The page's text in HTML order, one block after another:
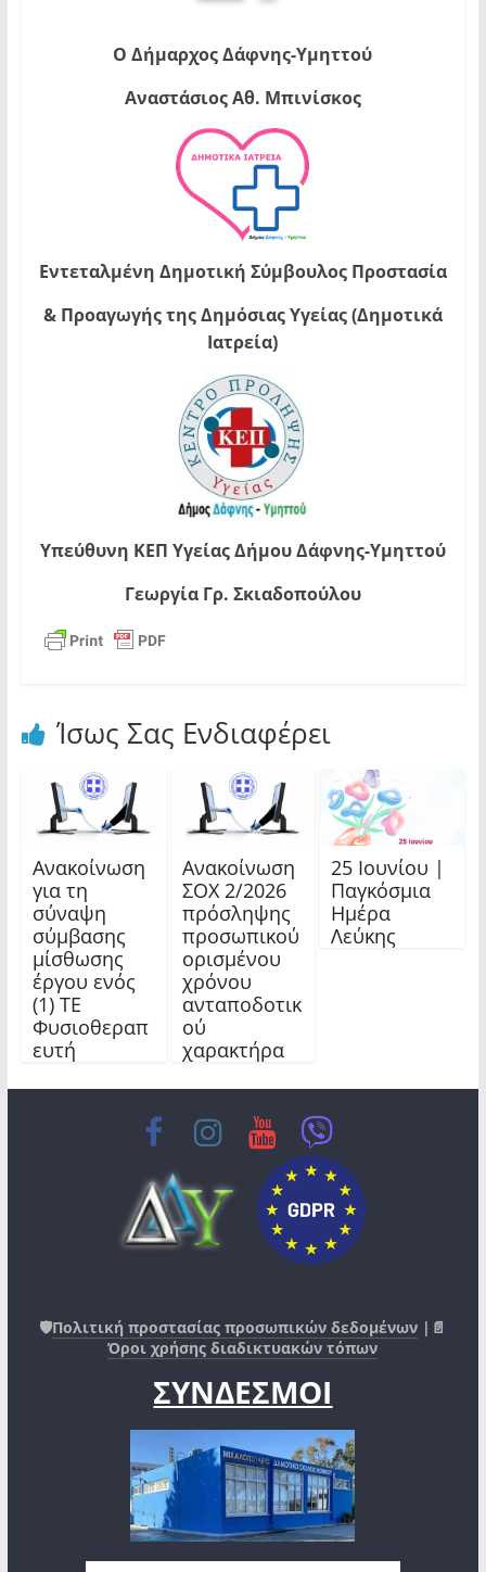
Ο Δήμαρχος Δάφνης-Υμηττού
Αναστάσιος Αθ. Μπινίσκος
Εντεταλμένη Δημοτική Σύμβουλος Προστασία
& Προαγωγής της Δημόσιας Υγείας (Δημοτικά
Ιατρεία)
Υπεύθυνη ΚΕΠ Υγείας Δήμου Δάφνης-Υμηττού
Γεωργία Γρ. Σκιαδοπούλου
Ίσως Σας Ενδιαφέρει
Ανακοίνωση
για τη
σύναψη
σύμβασης
μίσθωσης
έργου ενός
(1) ΤΕ
Φυσιοθεραπ
ευτή
Ανακοίνωση
ΣΟΧ 2/2026
πρόσληψης
προσωπικού
ορισμένου
χρόνου
ανταποδοτικ
ού
χαρακτήρα
25 Ιουνίου |
Παγκόσμια
Ημέρα
Λεύκης
🛡️Πολιτική προστασίας προσωπικών δεδομένων |📄
Όροι χρήσης διαδικτυακών τόπων
ΣΥΝΔΕΣΜΟΙ